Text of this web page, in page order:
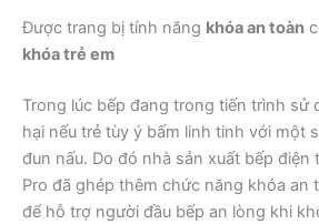
Được trang bị tính năng khóa an toàn
khóa trẻ em
Trong lúc bếp đang trong tiến trình sử
hại nếu trẻ tùy ý bấm linh tinh với một
đun nấu. Do đó nhà sản xuất bếp điện
Pro đã ghép thêm chức năng khóa an
để hỗ trợ người đầu bếp an lòng khi